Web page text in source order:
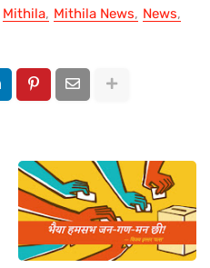
Mithila Mithila News
News